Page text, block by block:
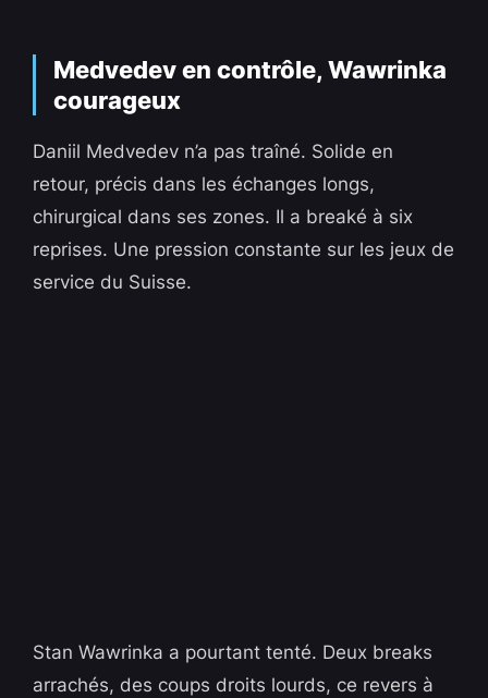
Medvedev en contrôle, Wawrinka
courageux
Daniil Medvedev n’a pas traîné. Solide en
retour, précis dans les échanges longs,
chirurgical dans ses zones. Il a breaké à six
reprises. Une pression constante sur les jeux de
service du Suisse.
Stan Wawrinka a pourtant tenté. Deux breaks
arrachés, des coups droits lourds, ce revers à